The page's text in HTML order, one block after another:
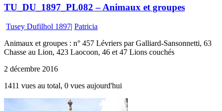
TU_DU_1897_PL082 – Animaux et groupes
Tusey Dufilhol 1897| Patricia
Animaux et groupes : n° 457 Lévriers par Galliard-Sansonnetti, 63
Chasse au Lion, 423 Laocoon, 46 et 47 Lions couchés
2 décembre 2016
1411 vues au total, 0 vues aujourd'hui